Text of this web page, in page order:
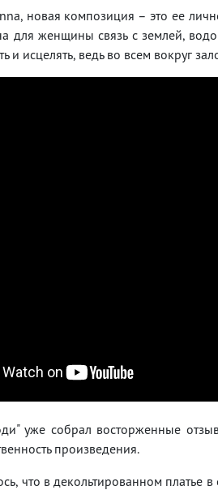
новая композиция – это ее
для женщины связь с землей,
и исцелять, ведь во всем вокруг
уже собрал восторженные
произведения.
что в декольтированном платье в